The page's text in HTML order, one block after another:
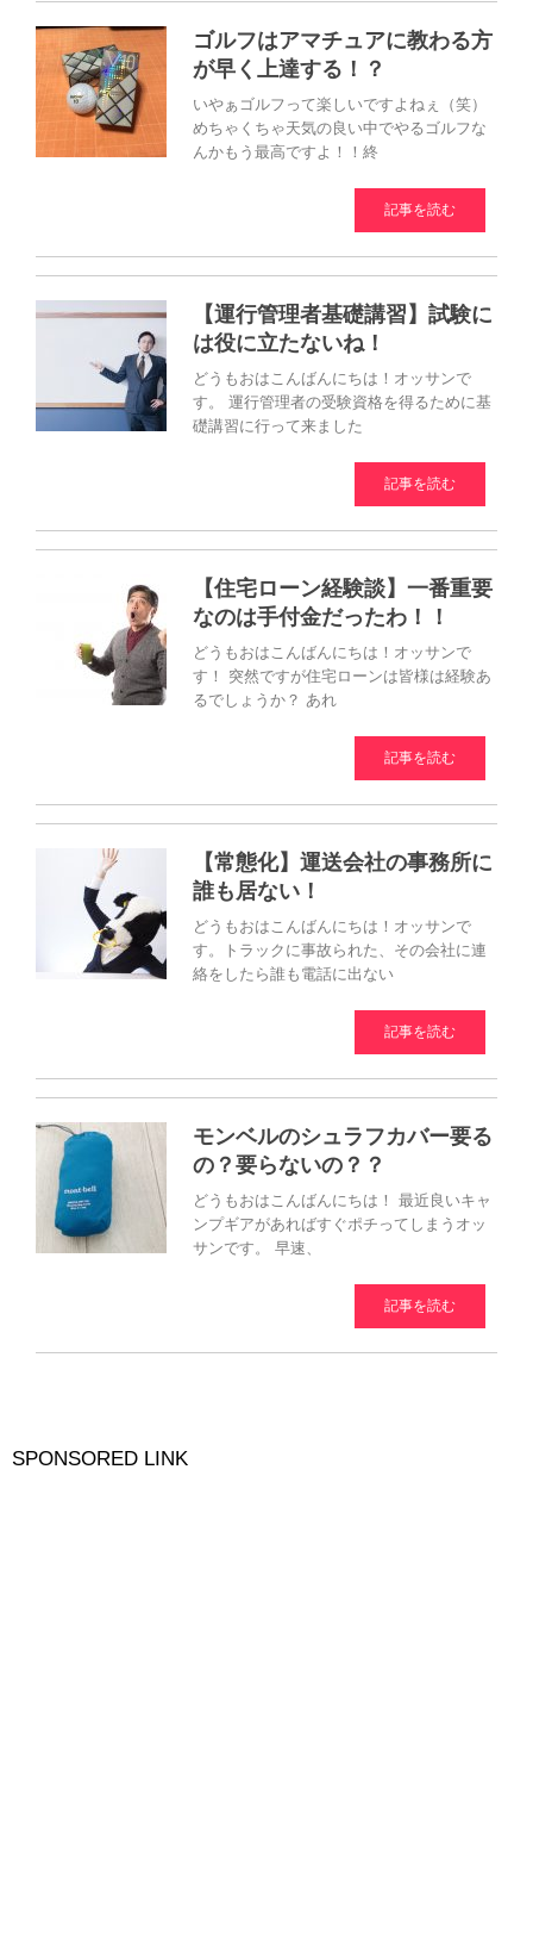
ゴルフはアマチュアに教わる方
が早く上達する！？
いやぁゴルフって楽しいですよねぇ（笑）
めちゃくちゃ天気の良い中でやるゴルフな
んかもう最高ですよ！！終
記事を読む
【運行管理者基礎講習】試験に
は役に立たないね！
どうもおはこんばんにちは！オッサンで
す。 運行管理者の受験資格を得るために基
礎講習に行って来ました
記事を読む
【住宅ローン経験談】一番重要
なのは手付金だったわ！！
どうもおはこんばんにちは！オッサンで
す！ 突然ですが住宅ローンは皆様は経験あ
るでしょうか？ あれ
記事を読む
【常態化】運送会社の事務所に
誰も居ない！
どうもおはこんばんにちは！オッサンで
す。トラックに事故られた、その会社に連
絡をしたら誰も電話に出ない
記事を読む
モンベルのシュラフカバー要る
の？要らないの？？
どうもおはこんばんにちは！ 最近良いキャ
ンプギアがあればすぐポチってしまうオッ
サンです。 早速、
記事を読む
SPONSORED LINK